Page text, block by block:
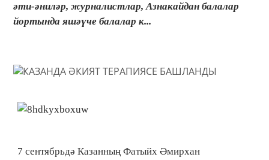
әти-әниләр, журналистлар, Азнакайдан балалар
йортында яшәүче балалар к...
7 сентябрьдә Казанның Фатыйх Әмирхан